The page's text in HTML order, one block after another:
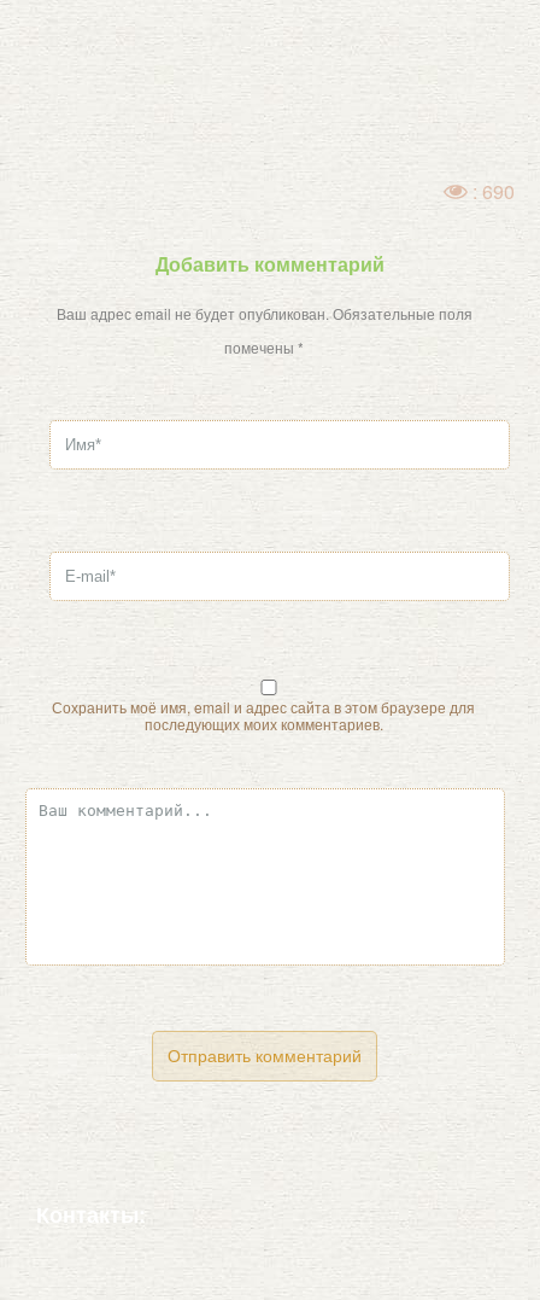
: 690
Добавить комментарий
Ваш адрес email не будет опубликован. Обязательные поля
помечены *
Сохранить моё имя, email и адрес сайта в этом браузере для
последующих моих комментариев.
Контакты: